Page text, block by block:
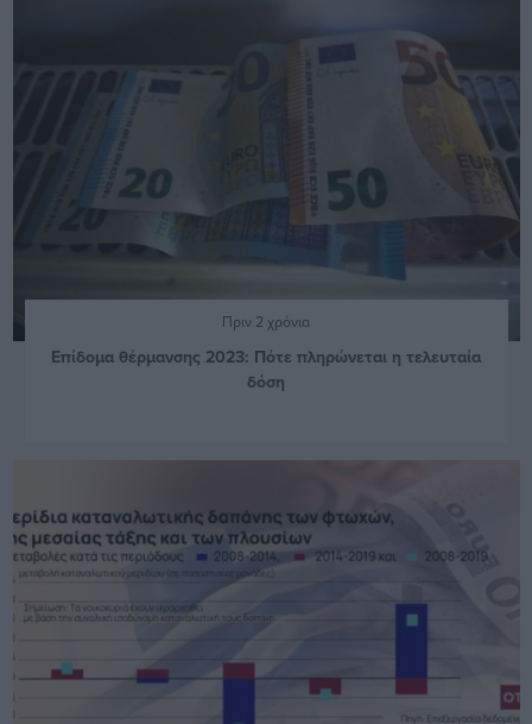
Πριν 2 χρόνια
Επίδομα θέρμανσης 2023: Πότε πληρώνεται η τελευταία
δόση